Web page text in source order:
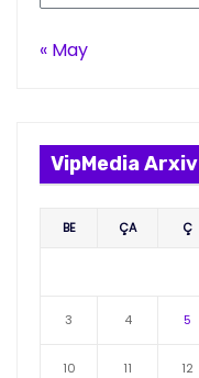
« May
VipMedia Arxiv
BE ÇA Ç
3 4 5
10 11 12